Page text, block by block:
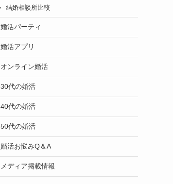
結婚相談所比較
婚活パーティ
婚活アプリ
オンライン婚活
30代の婚活
40代の婚活
50代の婚活
婚活お悩みQ＆A
メディア掲載情報